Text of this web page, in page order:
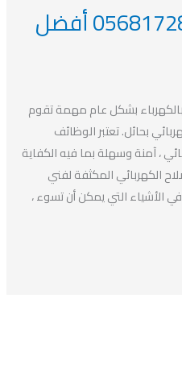
كهربائي بحائل 0568172872 أفضل
بشكل عام مهمة تقوم
بحائل. تعتبر الوظائف
، آمنة وسهلة بما فيه الكفاية
الكهربائي المكثفة لفني
الأشياء التي يمكن أن تسوء ،